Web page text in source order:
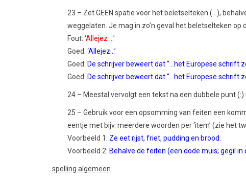
23 – Zet GEEN spatie voor het beletselteken (...),
weggelaten. Je mag in zo'n geval het beletselteken op
Fout: ‘Allejez ...’
Goed: ‘Allejez...’
Goed: De schrijver beweert dat “...het Europese schrift
Goed: De schrijver beweert dat “...het Europese schrift
24 – Meestal vervolgt een tekst na een dubbele punt
25 – Gebruik voor een opsomming van feiten een
eentje met bijv. meerdere woorden per ‘item’ (zie het
Voorbeeld 1: Ze eet rijst, friet, pudding en brood.
Voorbeeld 2: Behalve de feiten (een dode muis; gegil
spelling algemeen